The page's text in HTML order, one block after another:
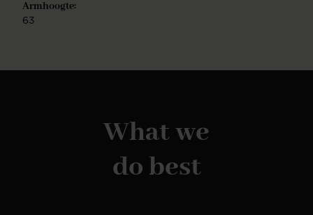
Armhoogte:
63
What we
do best